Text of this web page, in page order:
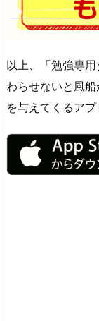
以上、「勉強専
わらせないと風
を与えてくるアプ